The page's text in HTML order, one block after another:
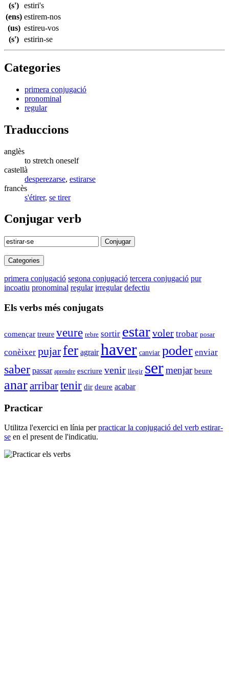
(s') estiri's
(ens) estirem-nos
(us) estireu-vos
(s') estirin-se
Categories
primera conjugació
pronominal
regular
Traduccions
anglès
to stretch oneself
castellà
desperezarse, estirarse
francès
s'étirer, se tirer
Conjugar verb
Conjugar
Categories
primera conjugació segona conjugació tercera conjugació pur
incoatiu pronominal regular irregular defectiu
Els verbs més conjugats
començar treure veure rebre sortir estarvoler trobar posar
conèixer pujarfer agrair haver canviar poder enviar
saber passar aprendre escriure venir llegir sermenjar beure
anararribartenir dir deure acabar
Practicar
Utilitza l'exercici en línia perpracticar la conjugació del verb estirar-
se en el present de l'indicatiu.